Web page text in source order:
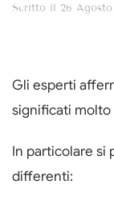
Scritto il 26 Agosto
Gli esperti
significati
In particolare si
differenti: